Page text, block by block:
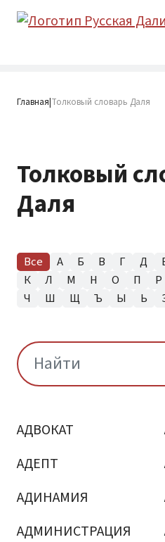
Главная|Толковый словарь Даля
Толковый
Даля
Все А Б В Г Д
К
Л М Н О П Р
Ч
Ш Щ Ъ Ы Ь
АДВОКАТ
АДЕПТ
АДИНАМИЯ
АДМИНИСТРАЦИЯ